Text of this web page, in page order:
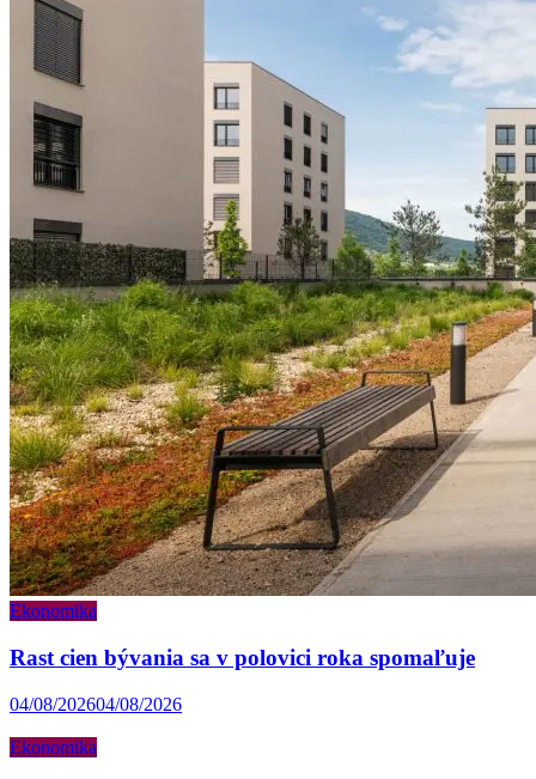
Ekonomika
Rast cien bývania sa v polovici roka spomaľuje
04/08/202604/08/2026
Ekonomika